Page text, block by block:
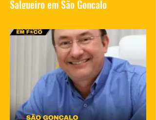
Salgueiro em São Gonçalo
mostram traficantes do Complexo do
Salgueiro, em São Gonçalo, aproveitando
momentos de lazer na...